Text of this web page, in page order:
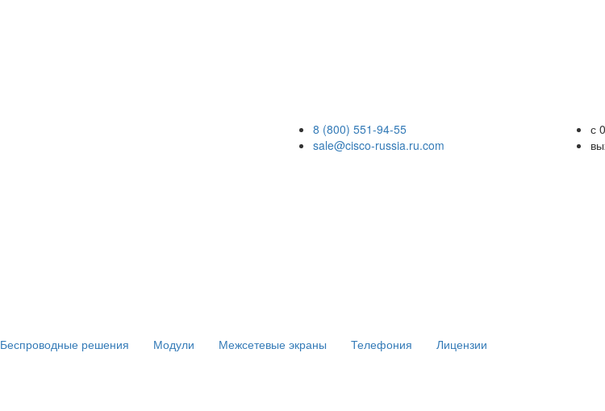
8 (800) 551-94-55
sale@cisco-russia.ru.com
с
Беспроводные решения Модули Межсетевые экраны Телефония Лицензии